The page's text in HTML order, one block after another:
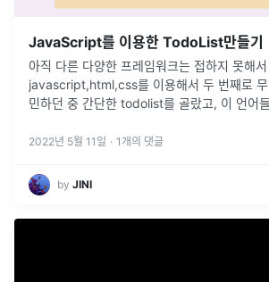
JavaScript를 이용한 TodoList만들기
아직 다른 다양한 프레임워크는 접하지 못해
javascript,html,css를 이용해서 두 번째로 무
민하던 중 간단한 todolist를 골랐고, 이 언어
2022년 5월 11일 · 1 개의 댓글
by JINI